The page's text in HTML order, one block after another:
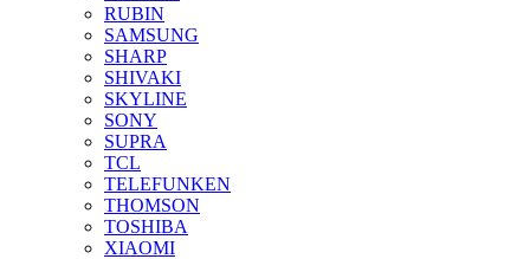
RUBIN
SAMSUNG
SHARP
SHIVAKI
SKYLINE
SONY
SUPRA
TCL
TELEFUNKEN
THOMSON
TOSHIBA
XIAOMI